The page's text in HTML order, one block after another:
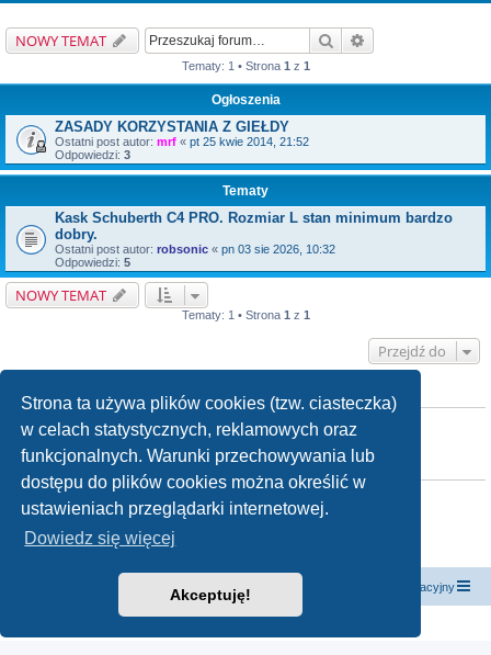
Strona ta używa plików cookies (tzw. ciasteczka)
w celach statystycznych, reklamowych oraz
funkcjonalnych. Warunki przechowywania lub
dostępu do plików cookies można określić w
ustawieniach przeglądarki internetowej.
Dowiedz się więcej
Akceptuję!
NOWY TEMAT Szukaj
Tematy: 1 • Strona 1 z 1
Ogłoszenia
ZASADY KORZYSTANIA Z GIEŁDY
Ostatni post autor: mrf « pt 25 kwie 2014, 21:52
Odpowiedzi: 3
Tematy
Kask Schuberth C4 PRO. Rozmiar L stan minimum bardzo
dobry.
Ostatni post autor: robsonic « pn 03 sie 2026, 10:32
Odpowiedzi: 5
NOWY TEMAT
Tematy: 1 • Strona 1 z 1
Przejdź do
KTO JEST ONLINE
zarejestrowanego użytkownika i 2 gości
Nie możesztworzyć nowych tematów
Nie możeszodpowiadać w tematach
zmieniać swoich postów
Nie możeszusuwać swoich postów
dodawać załączników
Zespół administracyjny
Kontakt z nami
Technologię dostarczaphpBB® Forum Software © phpBB Limited